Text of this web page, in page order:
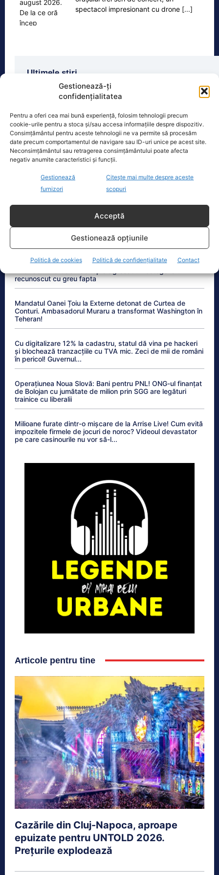
Gestionează-ți
confidențialitatea
Pentru a oferi cea mai bună experiență, folosim tehnologii precum
cookie-urile pentru a stoca și/sau accesa informațiile despre dispozitiv.
Consimțământul pentru aceste tehnologii ne va permite să procesăm
date precum comportamentul de navigare sau ID-uri unice pe acest site.
Neconsimțământul sau retragerea consimțământului poate afecta
negativ anumite caracteristici și funcții.
Gestionează
furnizori
Citește mai multe despre aceste
scopuri
Acceptă
Gestionează opțiunile
Politică de cookies Politică de confidențialitate Contact
spectacol impresionant cu drone [...]
Ultimele știri
Nicușor Dan publică averea Mirabelei Grădinaru,
după amendamentul AUR „cu dedicație”: terenuri,
de 116.000 de...
„Șoferii” de trotinete electrice, obligați să facă
dovada absolvirii unui curs de legislație rutieră:
Interdicție propusă de Guvern, preluată în Parlament
România a pupat ghiulul. Taxele pe pensii și salarii și
cota TVA, obligații convenite la Washington printr-
Anchetele Lumea Politică
recunoscut cu greu fapta
Mandatul Oanei Țoiu la Externe detonat de Curtea de
Conturi. Ambasadorul Muraru a transformat Washington în
Teheran!
Cu digitalizare 12% la cadastru, statul dă vina pe hackeri
și blochează tranzacțiile cu TVA mic. Zeci de mii de români
în pericol! Guvernul...
Operațiunea Noua Slovă: Bani pentru PNL! ONG-ul finanțat
de Bolojan cu jumătate de milion prin SGG are legături
trainice cu liberalii
Milioane furate dintr-o mișcare de la Arrise Live! Cum evită
impozitele firmele de jocuri de noroc? Videoul devastator
pe care casinourile nu vor să-l...
Articole pentru tine
Cazările din Cluj-Napoca, aproape
epuizate pentru UNTOLD 2026.
Prețurile explodează